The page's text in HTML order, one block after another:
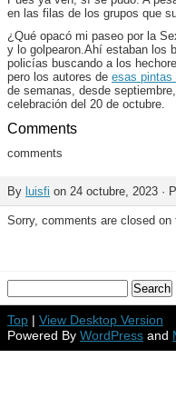
en las filas de los grupos que
¿Qué opacó mi paseo por la
y lo golpearon.Ahí estaban los
policías buscando a los
pero los autores de esas pintas
de semanas, desde
celebración del 20 de octubre.
Comments
comments
By luisfi on 24 octubre, 2023 ·
Sorry, comments are closed on
Top | View Desktop Version
Powered By WordPress and